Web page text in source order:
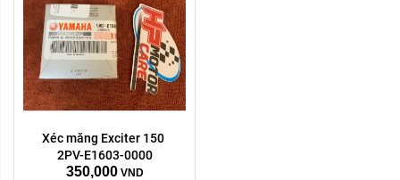
Xéc măng Exciter 150
2PV-E1603-0000
350,000 VND